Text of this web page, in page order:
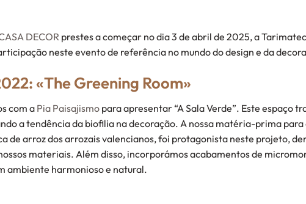
DECOR prestes a começar no dia 3 de abril de 2025, a
neste evento de referência no mundo do design e da
«The Greening Room»
com aPia Paisajismo para apresentar “A Sala Verde”. Este espaço
a tendência da biofilia na decoração. A nossa matéria-prima
de arroz dos arrozais valencianos, foi protagonista neste projeto,
materiais. Além disso, incorporámos acabamentos de
ambiente harmonioso e natural.